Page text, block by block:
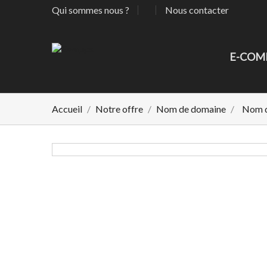
Qui sommes nous ? Nous contacter
E-
Accueil Notre offre Nom de domaine Nom